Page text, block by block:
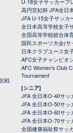
戦
高円宮妃杯 JFA全日
JFA U-15女子サッカ
全日本高等学校女子
全国高等学校総合体
国民スポーツ大会(サ
日本クラブユース女
AFC女子チャンピオ
AFC Women's Club
Tournament
[シニア]
JFA 全日本O-40サッ
JFA 全日本O-50サッ
JFA 全日本O-60サッ
JFA 全日本O-70サッ
全国健康福祉祭サッ